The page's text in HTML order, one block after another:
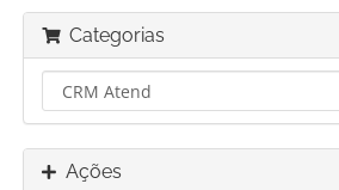
Categorias
Ações